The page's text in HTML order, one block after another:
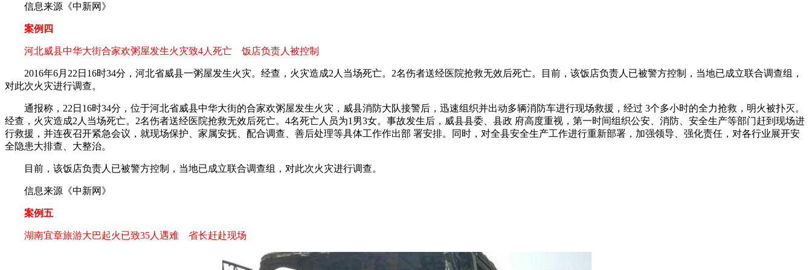
信息来源《中新网》
案例四
河北威县中华大街合家欢粥屋发生火灾致4人死亡 饭店负责人被控制
2016年6月22日16时34分，河北省威县一粥屋发生火灾。经查，火灾造成2人当场死亡。2名伤者送经医院抢救无效后死亡。目前，该饭店负责人已被警方控制，当地已成立联合调查组，
对此次火灾进行调查。
通报称，22日16时34分，位于河北省威县中华大街的合家欢粥屋发生火灾，威县消防大队接警后，迅速组织并出动多辆消防车进行现场救援，经过 3个多小时的全力抢救，明火被扑灭。
经查，火灾造成2人当场死亡。2名伤者送经医院抢救无效后死亡。4名死亡人员为1男3女。事故发生后，威县县委、县政 府高度重视，第一时间组织公安、消防、安全生产等部门赶到现场进
行救援，并连夜召开紧急会议，就现场保护、家属安抚、配合调查、善后处理等具体工作作出部 署安排。同时，对全县安全生产工作进行重新部署，加强领导、强化责任，对各行业展开安
全隐患大排查、大整治。
目前，该饭店负责人已被警方控制，当地已成立联合调查组，对此次火灾进行调查。
信息来源《中新网》
案例五
湖南宜章旅游大巴起火已致35人遇难 省长赶赴现场